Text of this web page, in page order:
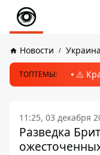
Новости Украина
ТОПТЕМЫ: ⚠️
11:25, 03 декабря
Разведка